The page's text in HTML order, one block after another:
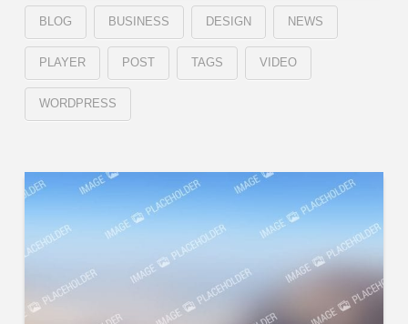
BLOG BUSINESS DESIGN NEWS
PLAYER POST TAGS VIDEO
WORDPRESS